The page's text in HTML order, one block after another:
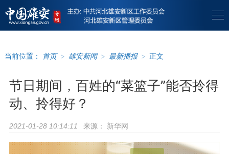
当前位置： 首页 > 雄安新闻 > 最新播报 > 正文
节日期间，百姓的“菜篮子”能否拎得
动、拎得好？
2021-01-28 10:14:11 来源： 新华网